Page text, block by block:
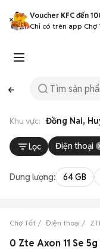
Voucher KFC đến
Chỉ có trên app Chợ
Khu vực: Đồng Nai,
Lọc Điện thoại
Dung lượng: 64 GB
Chợ Tốt Điện thoại